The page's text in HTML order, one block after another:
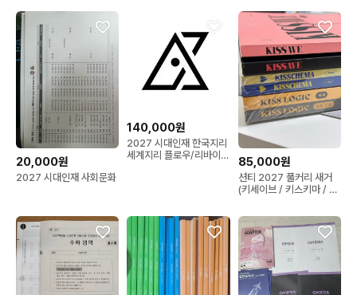
20,000원
2027 시대인재 사회문화
140,000원
2027 시대인재 한국지리
세계지리 플로우/리바이
85,000원
션티 2027 풀커리 새거
(키세이브 / 키스키마 / 키